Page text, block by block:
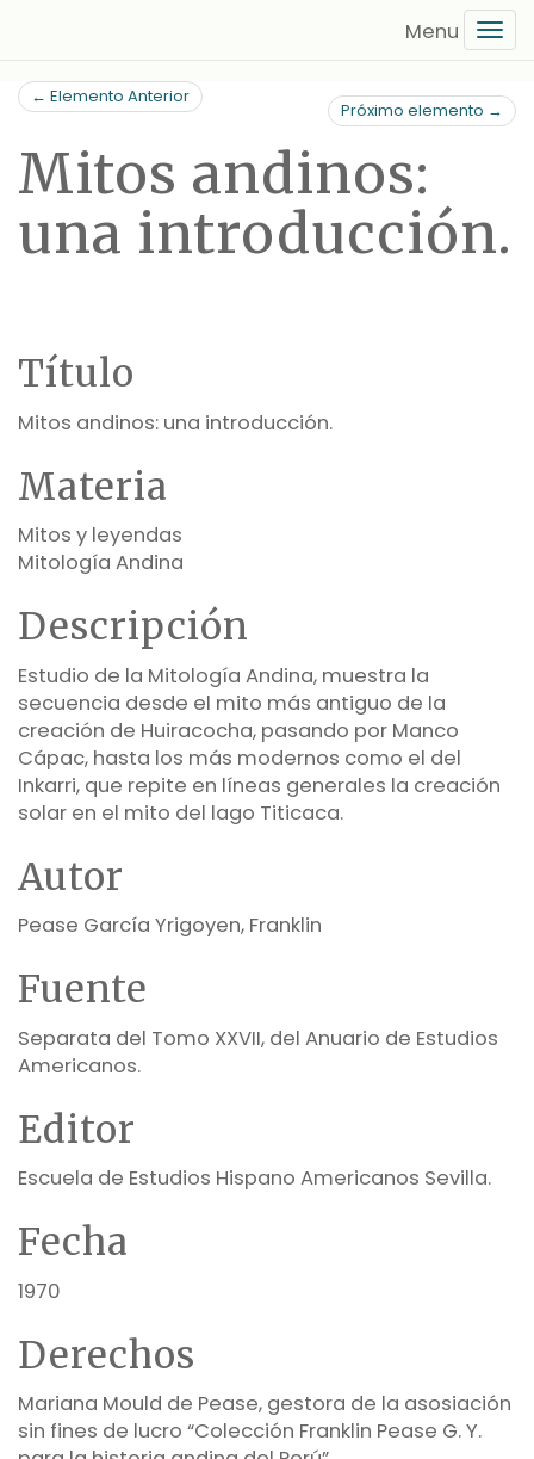
contenido
principal
← Elemento Anterior
Próximo elemento →
Mitos andinos:
una introducción.
Título
Mitos andinos: una introducción.
Materia
Mitos y leyendas
Mitología Andina
Descripción
Estudio de la Mitología Andina, muestra la
secuencia desde el mito más antiguo de la
creación de Huiracocha, pasando por Manco
Cápac, hasta los más modernos como el del
Inkarri, que repite en líneas generales la creación
solar en el mito del lago Titicaca.
Autor
Pease García Yrigoyen, Franklin
Fuente
Separata del Tomo XXVII, del Anuario de Estudios
Americanos.
Editor
Escuela de Estudios Hispano Americanos Sevilla.
Fecha
1970
Derechos
Mariana Mould de Pease, gestora de la asosiación
sin fines de lucro “Colección Franklin Pease G. Y.